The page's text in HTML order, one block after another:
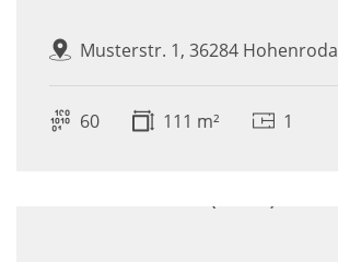
Musterstr. 1, 36284 Hohenroda
60 111 m² 1